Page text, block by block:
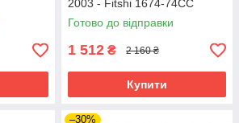
2003 - Fitshi 1674-74CC
Готово до відправки
1 512 ₴ 2 160 ₴
Купити
–30%